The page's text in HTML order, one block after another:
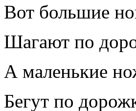
Вот большие
Шагают по
А маленькие
Бегут по